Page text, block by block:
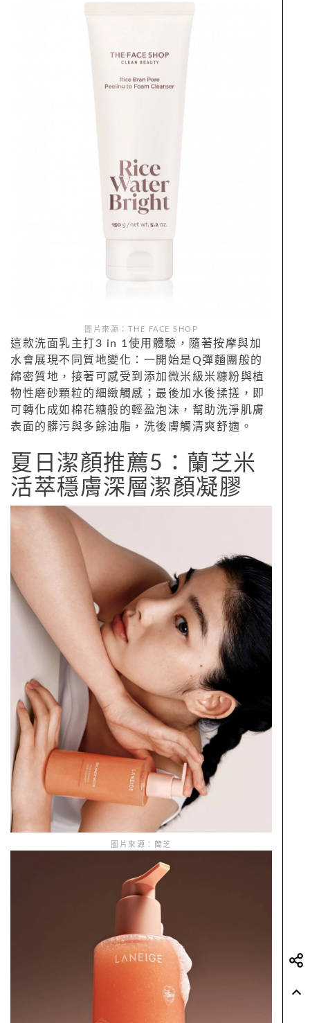
圖片來源：THE FACE SHOP
這款洗面乳主打3 in 1使用體驗，隨著按摩與加
水會展現不同質地變化：一開始是Q彈麵團般的
綿密質地，接著可感受到添加微米級米糠粉與植
物性磨砂顆粒的細緻觸感；最後加水後揉搓，即
可轉化成如棉花糖般的輕盈泡沫，幫助洗淨肌膚
表面的髒污與多餘油脂，洗後膚觸清爽舒適。
夏日潔顏推薦5：蘭芝米
活萃穩膚深層潔顏凝膠
圖片來源：蘭芝